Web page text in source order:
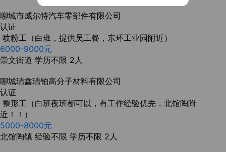
聊城市威尔特汽车零部件有限公司
认证
喷粉工（白班，提供员工餐，东环工业园附近）
6000-9000元
崇文街道 学历不限 2人
聊城瑞鑫瑞铂高分子材料有限公司
认证
整形工（白班夜班都可以，有工作经验优先，北馆陶附
近！！）
5000-8000元
北馆陶镇 经验不限 学历不限 2人